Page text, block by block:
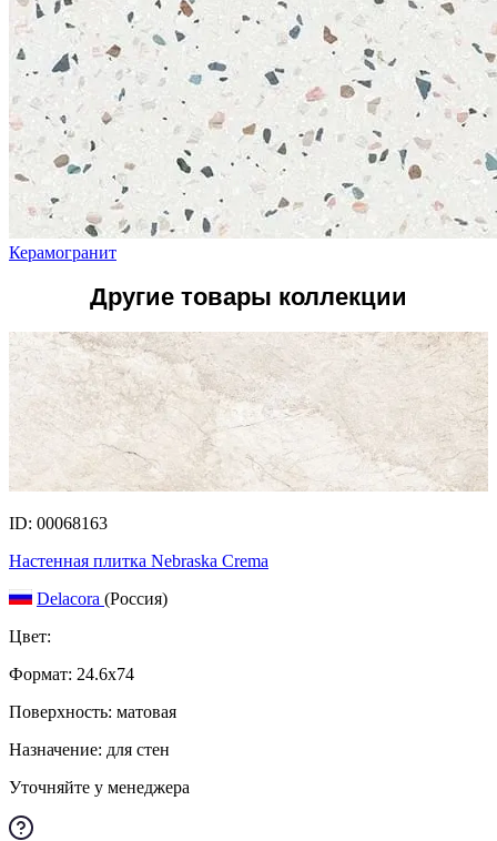
Керамогранит
Другие товары коллекции
ID: 00068163
Настенная плитка Nebraska Crema
Delacora (Россия)
Цвет:
Формат: 24.6x74
Поверхность: матовая
Назначение: для стен
Уточняйте у менеджера